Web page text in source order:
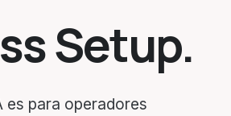
Setup.
es para operadores